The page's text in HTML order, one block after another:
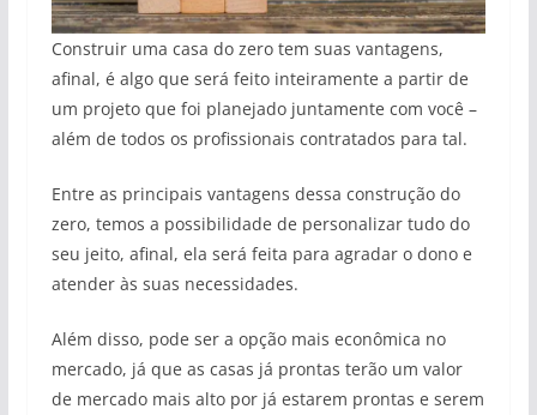
Construir uma casa do zero tem suas vantagens,
afinal, é algo que será feito inteiramente a partir de
um projeto que foi planejado juntamente com você –
além de todos os profissionais contratados para tal.
Entre as principais vantagens dessa construção do
zero, temos a possibilidade de personalizar tudo do
seu jeito, afinal, ela será feita para agradar o dono e
atender às suas necessidades.
Além disso, pode ser a opção mais econômica no
mercado, já que as casas já prontas terão um valor
de mercado mais alto por já estarem prontas e serem